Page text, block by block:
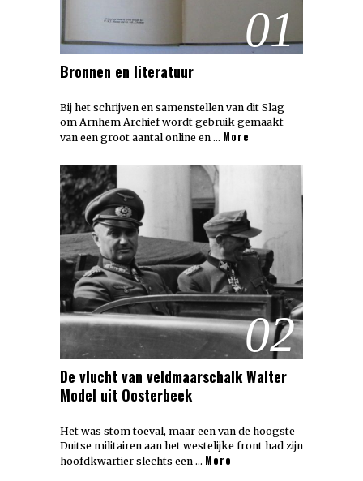
01
Bronnen en literatuur
Bij het schrijven en samenstellen van dit Slag
om Arnhem Archief wordt gebruik gemaakt
van een groot aantal online en … More
02
De vlucht van veldmaarschalk Walter
Model uit Oosterbeek
Het was stom toeval, maar een van de hoogste
Duitse militairen aan het westelijke front had zijn
hoofdkwartier slechts een … More